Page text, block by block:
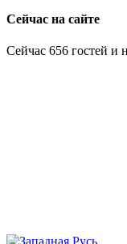
Сейчас на сайте
Сейчас 656 гостей и